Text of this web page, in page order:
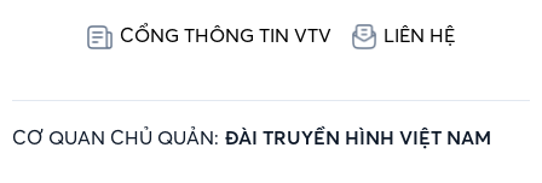
CỔNG THÔNG TIN VTV LIÊN HỆ
CƠ QUAN CHỦ QUẢN: ĐÀI TRUYỀN HÌNH VIỆT NAM